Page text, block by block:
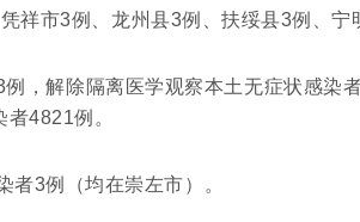
祥市3例、龙州县3例、扶绥县3例、宁
，解除隔离医学观察本土无症状感染
4821例。
者3例（均在崇左市）。